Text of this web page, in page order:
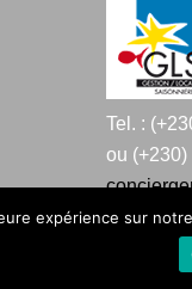
Tel. :
ou
expérience sur